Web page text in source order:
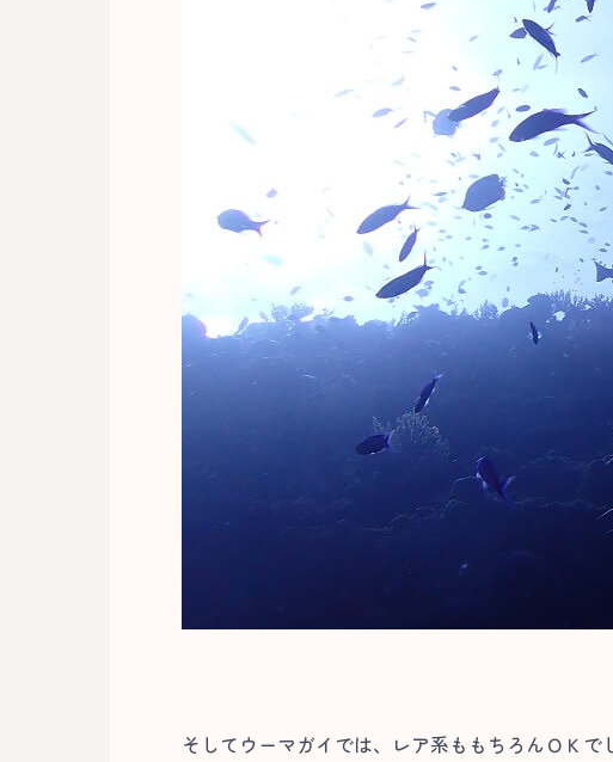
そしてウーマガイでは、レア系ももちろんＯＫで